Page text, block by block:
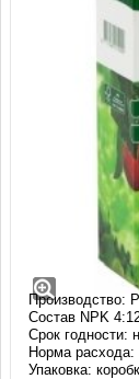
Сухое
овощных
качество и
Производство:
Состав NPK
Срок годности:
Норма расхода:
Упаковка: